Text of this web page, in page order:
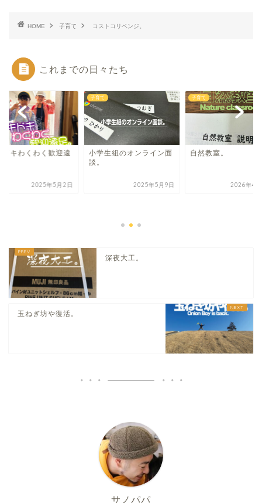
HOME 子育て コストコリベンジ。
これまでの日々たち
ドキわくわく歓迎遠
2025年5月2日
子育て
小学生組のオンライン面
談。
2025年5月9日
子育て
自然教室。
2026年4
深夜大工。
玉ねぎ坊や復活。
サノパパ